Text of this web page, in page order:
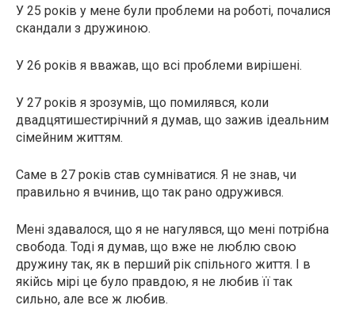
У 25 років у мене були проблеми на роботі, почалися
скандали з дружиною.
У 26 років я вважав, що всі проблеми вирішені.
У 27 років я зрозумів, що помилявся, коли
двадцятишестирічний я думав, що зажив ідеальним
сімейним життям.
Саме в 27 років став сумніватися. Я не знав, чи
правильно я вчинив, що так рано одружився.
Мені здавалося, що я не нагулявся, що мені потрібна
свобода. Тоді я думав, що вже не люблю свою
дружину так, як в перший рік спільного життя. І в
якійсь мірі це було правдою, я не любив її так
сильно, але все ж любив.